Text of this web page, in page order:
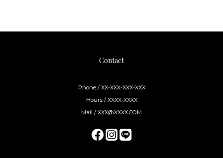
Contact
Phone / XX-XXX-XXX-XXX
Hours / XXXX-XXXX
Mail / XXX@XXXX.COM